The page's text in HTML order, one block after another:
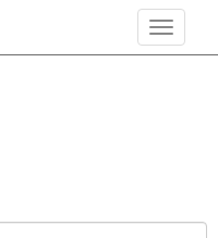
Toggle